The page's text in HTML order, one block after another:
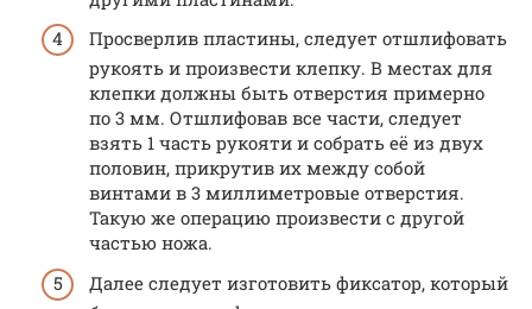
Просверлив пластины, следует отшлифовать
рукоять и произвести клепку. В местах для
клепки должны быть отверстия примерно
по 3 мм. Отшлифовав все части, следует
взять 1 часть рукояти и собрать её из двух
половин, прикрутив их между собой
винтами в 3 миллиметровые отверстия.
Такую же операцию произвести с другой
частью ножа.
Далее следует изготовить фиксатор, который